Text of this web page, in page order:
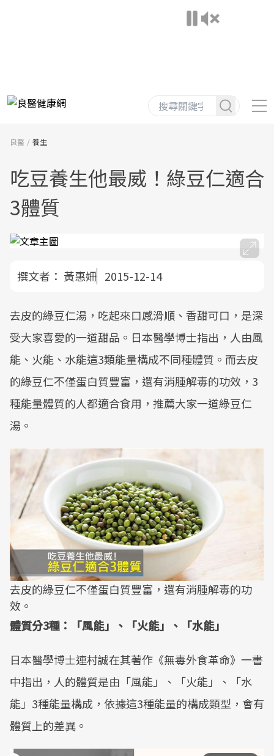
良醫 養生
吃豆養生他最威！綠豆仁適合
3體質
撰文者： 黃惠姍 2015-12-14
去皮的綠豆仁湯，吃起來口感滑順、香甜可口，是深
受大家喜愛的一道甜品。日本醫學博士指出，人由風
能、火能、水能這3類能量構成不同種體質。而去皮
的綠豆仁不僅蛋白質豐富，還有消腫解毒的功效，3
種能量體質的人都適合食用，推薦大家一道綠豆仁
湯。
去皮的綠豆仁不僅蛋白質豐富，還有消腫解毒的功
效。
體質分3種：「風能」、「火能」、「水能」
日本醫學博士連村誠在其著作《無毒外食革命》一書
中指出，人的體質是由「風能」、「火能」、「水
能」3種能量構成，依據這3種能量的構成類型，會有
體質上的差異。